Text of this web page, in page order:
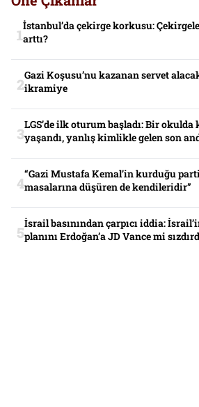
İstanbul’da çekirge korkusu:
arttı?
Gazi Koşusu’nu kazanan servet
ikramiye
LGS’de ilk oturum başladı: Bir
yaşandı, yanlış kimlikle gelen son
“Gazi Mustafa Kemal’in kurduğu
masalarına düşüren de kendileridir”
İsrail basınından çarpıcı iddia:
planını Erdoğan’a JD Vance mi